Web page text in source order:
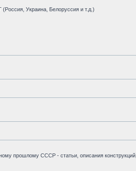
Украина, Белоруссия и т.д.)
прошлому СССР - статьи, описания